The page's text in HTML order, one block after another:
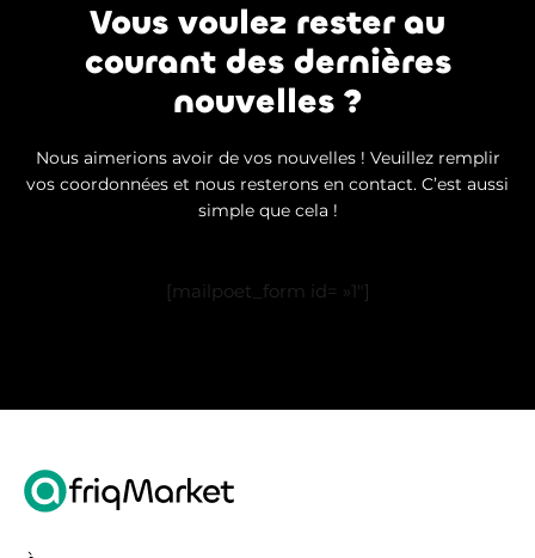
Vous voulez rester au
courant des dernières
nouvelles ?
Nous aimerions avoir de vos nouvelles ! Veuillez remplir
vos coordonnées et nous resterons en contact. C’est aussi
simple que cela !
[mailpoet_form id= »1″]